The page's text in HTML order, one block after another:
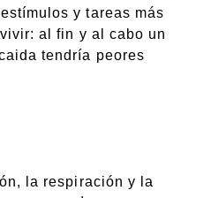
y tareas más
al fin y al cabo un
tendría peores
la respiración y la